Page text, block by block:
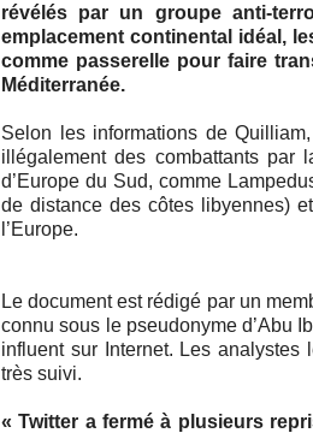
révélés par un groupe anti-
emplacement continental idéal,
comme passerelle pour faire
Méditerranée.
Selon les informations de
illégalement des combattants par
d’Europe du Sud, comme
de distance des côtes libyennes)
l’Europe.
Le document est rédigé par un
connu sous le pseudonyme d’Abu
influent sur Internet. Les
très suivi.
« Twitter a fermé à plusieurs